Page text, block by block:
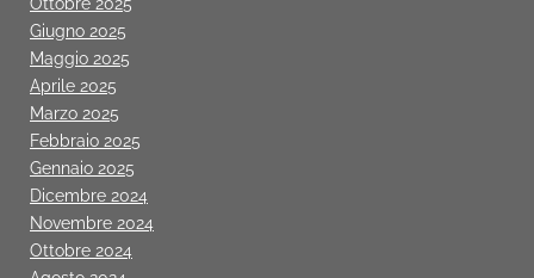
Giugno 2025
Maggio 2025
Aprile 2025
Marzo 2025
Febbraio 2025
Gennaio 2025
Dicembre 2024
Novembre 2024
Ottobre 2024